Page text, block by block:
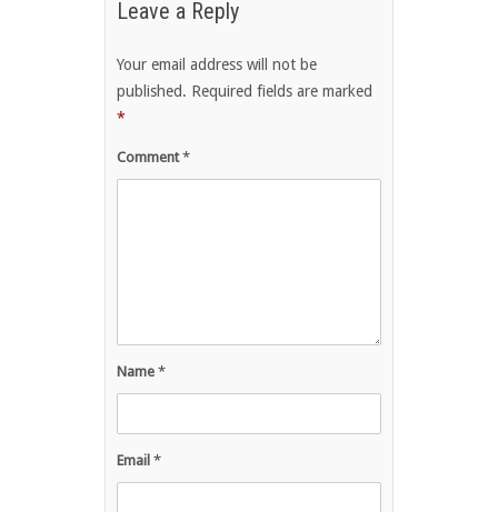
Leave a Reply
Your email address will not be
published. Required fields are marked
*
Comment*
Name *
Email *